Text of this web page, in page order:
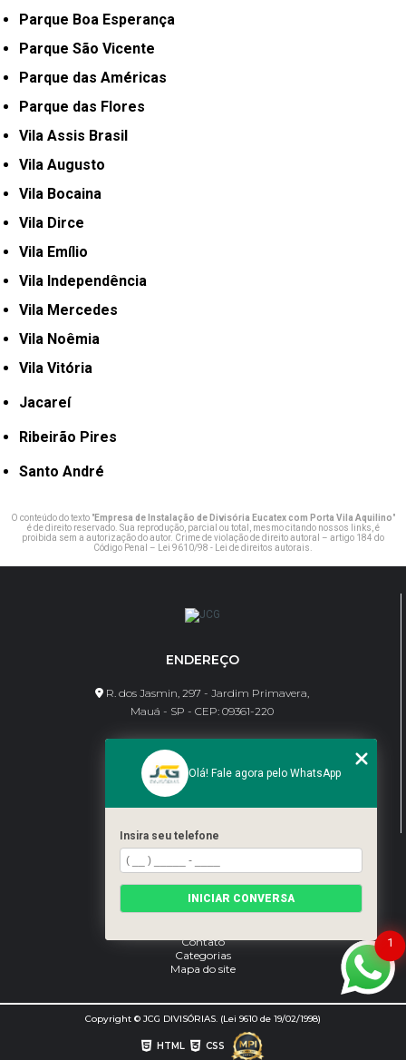
Parque Boa Esperança
Parque São Vicente
Parque das Américas
Parque das Flores
Vila Assis Brasil
Vila Augusto
Vila Bocaina
Vila Dirce
Vila Emílio
Vila Independência
Vila Mercedes
Vila Noêmia
Vila Vitória
Jacareí
Ribeirão Pires
Santo André
O conteúdo do texto "Empresa de Instalação de Divisória Eucatex com Porta Vila Aquilino"
é de direito reservado. Sua reprodução, parcial ou total, mesmo citando nossos links, é
proibida sem a autorização do autor. Crime de violação de direito autoral – artigo 184 do
Código Penal –
Lei 9610/98 - Lei de direitos autorais
ENDEREÇO
R. dos Jasmin, 297 - Jardim Primavera,
Mauá - SP - CEP: 09361-220
CONTATO
(11) 95462-8630
bene@jcgdivisorias.com
Home
Sobre Nós
Serviços
Contato
Categorias
Mapa do site
Copyright © JCG DIVISÓRIAS. (Lei 9610 de 19/02/1998)
HTML CSS
1
Olá! Fale agora pelo WhatsApp
Insira seu telefone
INICIAR CONVERSA